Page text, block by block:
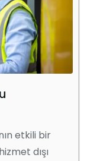
etkili bir
dışı